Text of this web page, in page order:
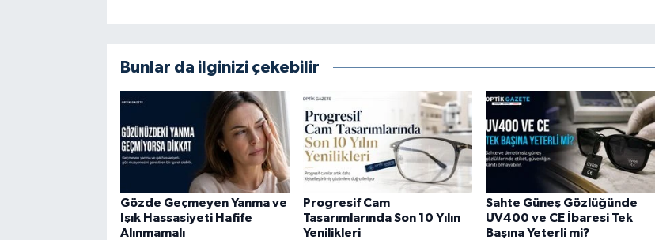
Bunlar da ilginizi çekebilir
Gözde Geçmeyen Yanma ve
Işık Hassasiyeti Hafife
Alınmamalı
Progresif Cam
Tasarımlarında Son 10 Yılın
Yenilikleri
Sahte Güneş Gözlüğünde
UV400 ve CE İbaresi Tek
Başına Yeterli mi?